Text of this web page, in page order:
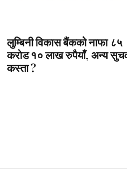
लुम्बिनी विकास बैंकको नाफा ८५
करोड १० लाख रुपैयाँ, अन्य
कस्ता ?